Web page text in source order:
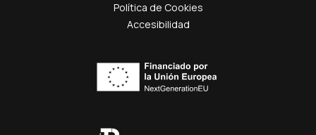
Política de Cookies
Accesibilidad